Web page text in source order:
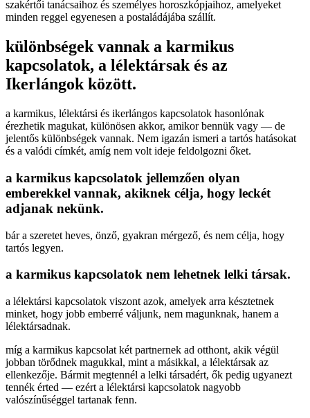
szakértői tanácsaihoz és személyes horoszkópjaihoz, amelyeket
minden reggel egyenesen a postaládájába szállít.
különbségek vannak a karmikus
kapcsolatok, a lélektársak és az
Ikerlángok között.
a karmikus, lélektársi és ikerlángos kapcsolatok hasonlónak
érezhetik magukat, különösen akkor, amikor bennük vagy — de
jelentős különbségek vannak. Nem igazán ismeri a tartós hatásokat
és a valódi címkét, amíg nem volt ideje feldolgozni őket.
a karmikus kapcsolatok jellemzően olyan
emberekkel vannak, akiknek célja, hogy leckét
adjanak nekünk.
bár a szeretet heves, önző, gyakran mérgező, és nem célja, hogy
tartós legyen.
a karmikus kapcsolatok nem lehetnek lelki társak.
a lélektársi kapcsolatok viszont azok, amelyek arra késztetnek
minket, hogy jobb emberré váljunk, nem magunknak, hanem a
lélektársadnak.
míg a karmikus kapcsolat két partnernek ad otthont, akik végül
jobban törődnek magukkal, mint a másikkal, a lélektársak az
ellenkezője. Bármit megtennél a lelki társadért, ők pedig ugyanezt
tennék érted — ezért a lélektársi kapcsolatok nagyobb
valószínűséggel tartanak fenn.